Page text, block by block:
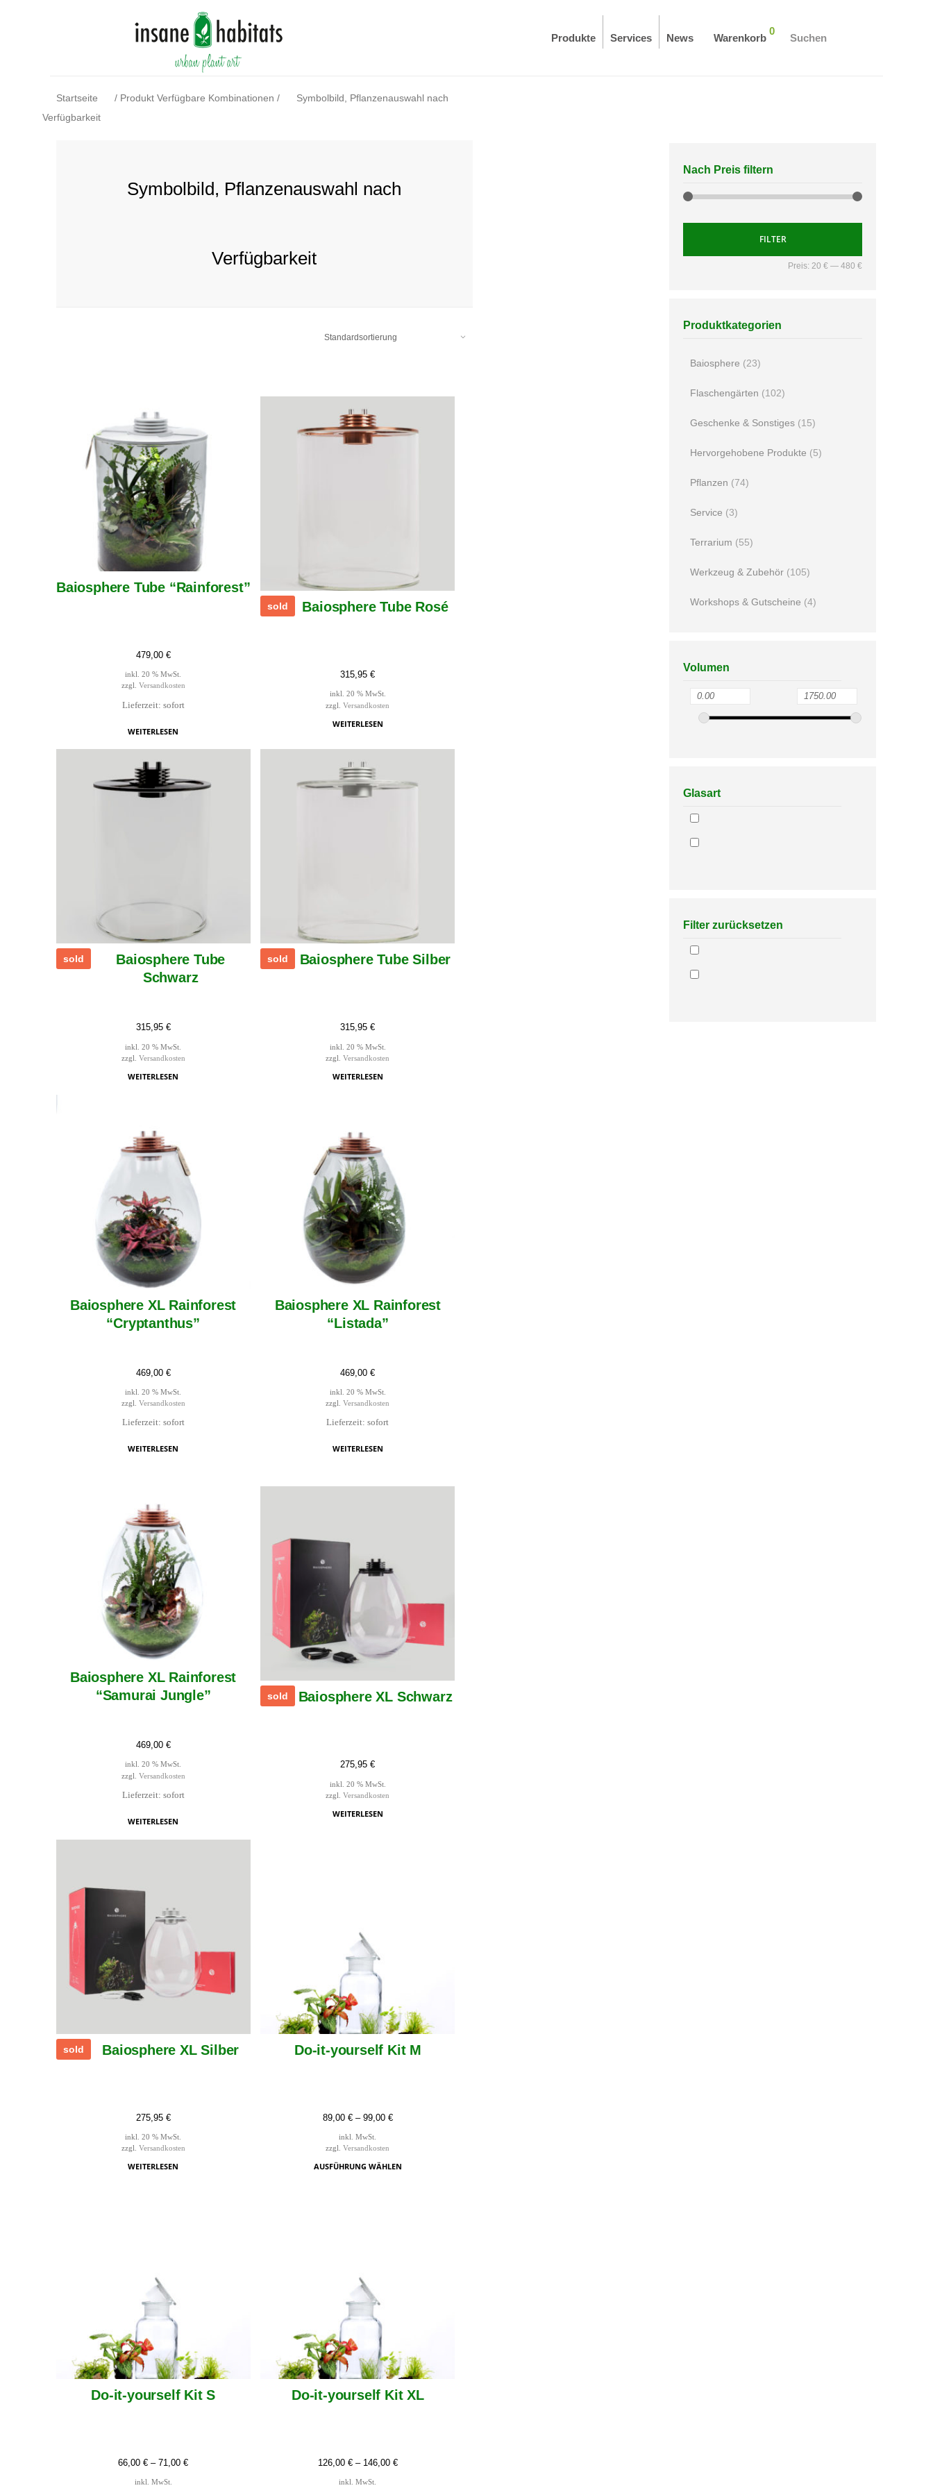
Suchen
Warenkorb
0
Produkte Services News
Startseite / Produkt Verfügbare Kombinationen /
Symbolbild, Pflanzenauswahl nach
Verfügbarkeit
Symbolbild, Pflanzenauswahl nach
Verfügbarkeit
Baiosphere Tube “Rainforest”
479,00 €
inkl. 20 % MwSt.
zzgl. Versandkosten
Lieferzeit: sofort
WEITERLESEN
sold Baiosphere Tube Rosé
315,95€
inkl. 20 % MwSt.
zzgl.Versandkosten
WEITERLESEN
sold
Baiosphere Tube
Schwarz
315,95 €
inkl. 20 % MwSt.
zzgl. Versandkosten
WEITERLESEN
sold Baiosphere Tube Silber
315,95€
inkl. 20 % MwSt.
zzgl.Versandkosten
WEITERLESEN
Baiosphere XL Rainforest
“Cryptanthus”
469,00 €
inkl. 20 % MwSt.
zzgl. Versandkosten
Lieferzeit: sofort
WEITERLESEN
Baiosphere XL Rainforest
“Listada”
469,00€
inkl. 20 % MwSt.
zzgl.Versandkosten
Lieferzeit: sofort
WEITERLESEN
Baiosphere XL Rainforest
“Samurai Jungle”
469,00 €
inkl. 20 % MwSt.
zzgl. Versandkosten
Lieferzeit: sofort
WEITERLESEN
sold Baiosphere XL Schwarz
275,95€
inkl. 20 % MwSt.
zzgl.Versandkosten
WEITERLESEN
sold Baiosphere XL Silber
275,95 €
inkl. 20 % MwSt.
zzgl. Versandkosten
WEITERLESEN
Do-it-yourself Kit M
89,00 €– 99,00 €
inkl. MwSt.
zzgl.Versandkosten
AUSFÜHRUNG WÄHLEN
Do-it-yourself Kit S
66,00€ –71,00€
inkl. MwSt.
Do-it-yourself Kit XL
126,00 €– 146,00 €
inkl. MwSt.
Nach Preis filtern
FILTER
Preis:20 € —480 €
Produktkategorien
Baiosphere (23)
Flaschengärten (102)
Geschenke & Sonstiges (15)
Hervorgehobene Produkte (5)
Pflanzen (74)
Service (3)
Terrarium (55)
Werkzeug & Zubehör (105)
Workshops & Gutscheine (4)
Volumen
Glasart
Filter zurücksetzen